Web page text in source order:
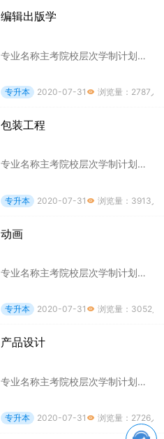
编辑出版学
专业名称主考院校层次学制计划数考试科目备注编辑出版学上海理工大学专升本2年21（其中含退役士兵考生计划数7人）1 出版综合2 英语退役士兵
专升本 2020-07-31  浏览量：2787人
包装工程
专业名称主考院校层次学制计划数考试科目备注包装工程上海理工大学专升本2年27（其中含退役士兵考生计划数8人）1 印刷综合2 高等数学退役士
专升本 2020-07-31  浏览量：3913人
动画
专业名称主考院校层次学制计划数考试科目备注动画上海理工大学专升本2年91 素描2 平面设计印刷知识无男女比例限制，各专业教学外语语种均为
专升本 2020-07-31  浏览量：3052人
产品设计
专业名称主考院校层次学制计划数考试科目备注产品设计上海理工大学专升本2年41 素描2 平面设计印刷知识无男女比例限制，各专业教学外语语种
专升本 2020-07-31  浏览量：2726人